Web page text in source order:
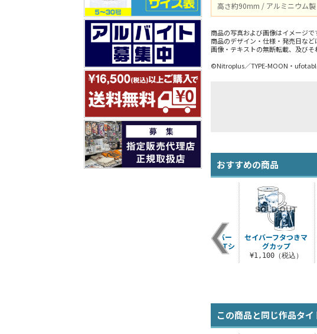
高さ約90mm / アルミニウム製
商品の写真および画像はイメージで
商品のデザイン・仕様・発売日など
画像・テキストの無断転載、及びそ
©Nitroplus／TYPE-MOON・
おすすめの商品
Fate/Zeroセイバー
フルグラフィックTシ
セイバーフタつきマ
グカップ
¥1,100（税込）
この商品と同じ作品タイ